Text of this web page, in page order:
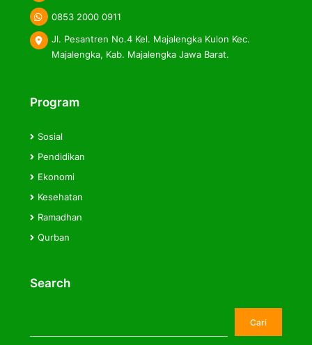
0853 2000 0911
Jl. Pesantren No.4 Kel. Majalengka Kulon Kec.
Majalengka, Kab. Majalengka Jawa Barat.
Program
Sosial
Pendidikan
Ekonomi
Kesehatan
Ramadhan
Qurban
Search
Cari